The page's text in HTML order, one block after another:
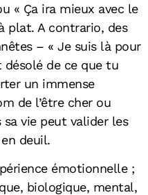
« Ça ira mieux avec le
plat. A contrario, des
– « Je suis là pour
de ce que tu
un immense
de l’être cher ou
vie peut valider les
deuil.
émotionnelle ;
biologique, mental,